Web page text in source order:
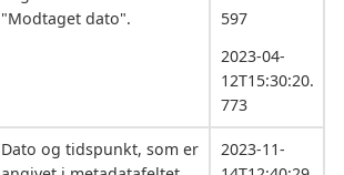
"Modtaget dato".
597
2023-04-
12T15:30:20.
773
Dato og tidspunkt, som er
2023-11-